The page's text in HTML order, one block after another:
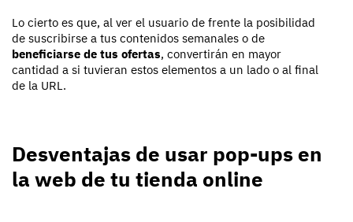
Lo cierto es que, al ver el usuario de frente la posibilidad
de suscribirse a tus contenidos semanales o de
beneficiarse de tus ofertas, convertirán en mayor
cantidad a si tuvieran estos elementos a un lado o al final
de la URL.
Desventajas de usar pop-ups en
la web de tu tienda online